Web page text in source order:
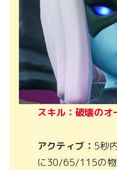
スキル：破壊の
アクティブ： 5秒
に30/65/115の物